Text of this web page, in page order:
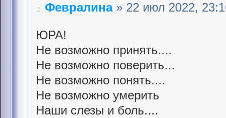
Февралина» 22 июл 2022,
ЮРА!
Не возможно принять....
Не возможно поверить...
Не возможно понять....
Не возможно умерить
Наши слезы и боль....